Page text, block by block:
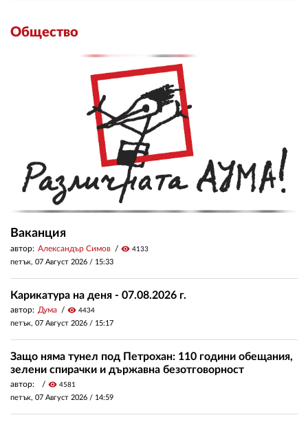
Общество
Ваканция
автор: Александър Симов visibility 4133
петък, 07 Август 2026 / 15:33
Карикатура на деня - 07.08.2026 г.
автор: Дума visibility 4434
петък, 07 Август 2026 / 15:17
Защо няма тунел под Петрохан: 110 години обещания,
зелени спирачки и държавна безотговорност
автор: visibility 4581
петък, 07 Август 2026 / 14:59